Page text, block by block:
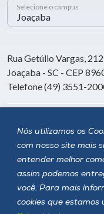
Nós utilizamos os
com nosso site mais
entender melhor
assim podemos
você. Para mais
cookies que estamos
Selecione o campus
Rua Getúlio Vargas,
Joaçaba - SC - CEP
Telefone (49) 3551-
Siga a Unoesc